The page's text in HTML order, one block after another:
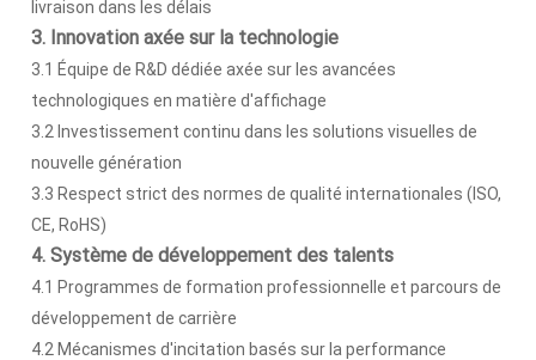
livraison dans les délais
3. Innovation axée sur la technologie
3.1 Équipe de R&D dédiée axée sur les avancées
technologiques en matière d'affichage
3.2 Investissement continu dans les solutions visuelles de
nouvelle génération
3.3 Respect strict des normes de qualité internationales (ISO,
CE, RoHS)
4. Système de développement des talents
4.1 Programmes de formation professionnelle et parcours de
développement de carrière
4.2 Mécanismes d'incitation basés sur la performance